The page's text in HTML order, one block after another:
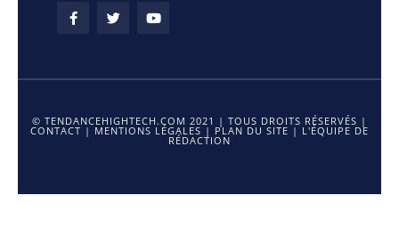
© TENDANCEHIGHTECH.COM 2021 | TOUS DROITS RÉSERVÉS |
CONTACT | MENTIONS LÉGALES | PLAN DU SITE | L'ÉQUIPE DE
RÉDACTION